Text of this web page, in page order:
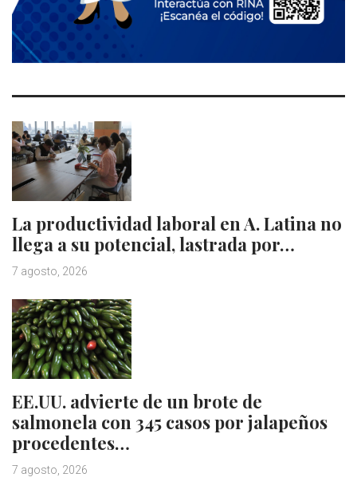
La productividad laboral en A. Latina no
llega a su potencial, lastrada por…
7 agosto, 2026
EE.UU. advierte de un brote de
salmonela con 345 casos por jalapeños
procedentes…
7 agosto, 2026